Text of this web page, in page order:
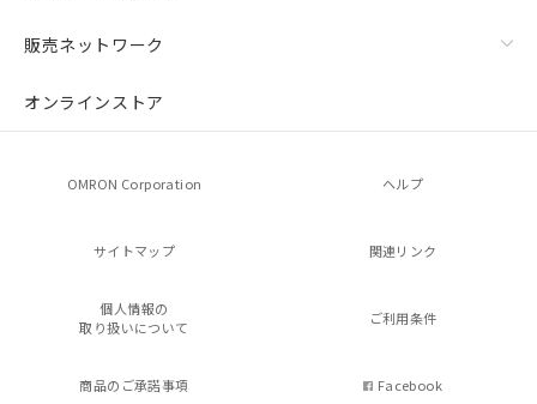
販売ネットワーク
オンラインストア
OMRON Corporation ヘルプ
サイトマップ 関連リンク
個人情報の
取り扱いについて
ご利用条件
商品のご承諾事項 Facebook